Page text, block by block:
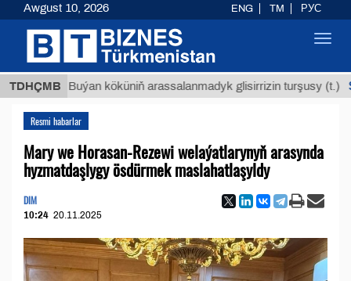
TDHÇMB
Buýan köküniň arassalanmadyk glisirrizin turşusy (t.)
Resmi habarlar
Mary we Horasan-Rezewi welaýatlarynyň arasynda
hyzmatdaşlygy ösdürmek maslahatlaşyldy
DIM
10:24 20.11.2025
Awgust 10, 2026 ENG TM РУС